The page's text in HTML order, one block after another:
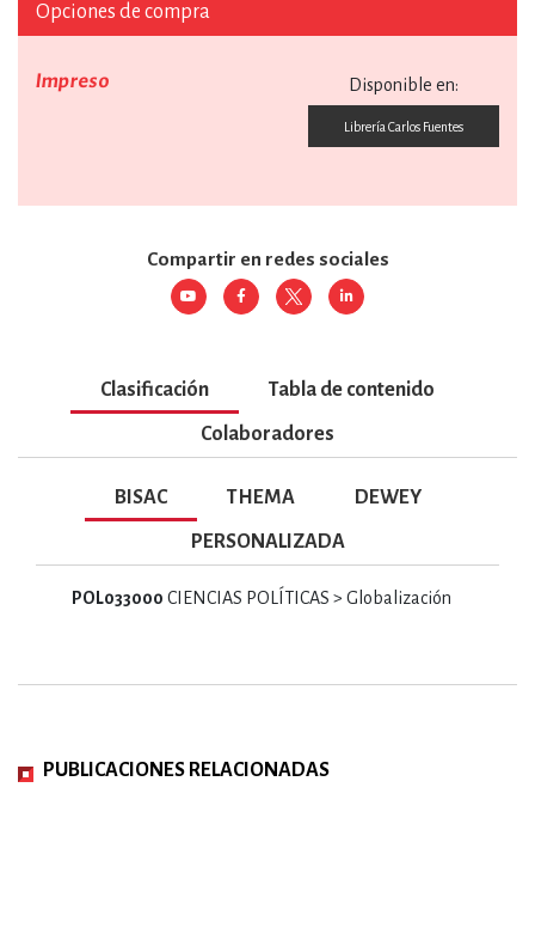
Opciones de compra
Impreso Disponible en:
Librería Carlos Fuentes
Compartir en redes sociales
Clasificación Tabla de contenido
Colaboradores
BISAC THEMA DEWEY
PERSONALIZADA
POL033000 CIENCIAS POLÍTICAS > Globalización
PUBLICACIONES RELACIONADAS